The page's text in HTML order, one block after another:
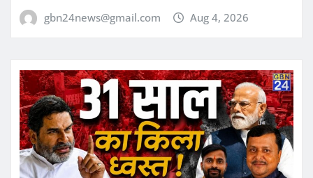
gbn24news@gmail.com Aug 4, 2026